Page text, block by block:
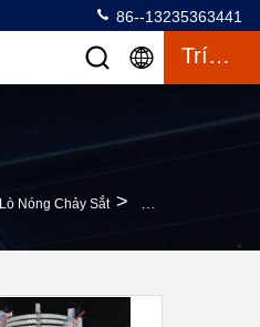
86--13235363441
Trích Dẫn
Lò Nóng Chảy Sắt > Lò Nóng Chảy